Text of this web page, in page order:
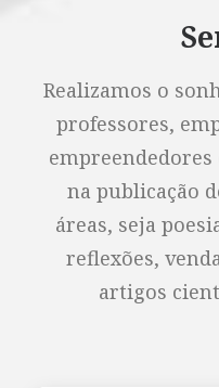
Realizamos o
professores,
na publicação
áreas, seja
reflexões,
artigos